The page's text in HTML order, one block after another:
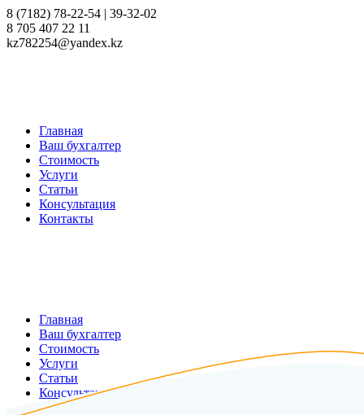
8 (7182) 78-22-54 | 39-32-02
8 705 407 22 11
kz782254@yandex.kz
Главная
Ваш бухгалтер
Стоимость
Услуги
Статьи
Консультация
Контакты
Главная
Ваш бухгалтер
Стоимость
Услуги
Статьи
Консультация
Контакты